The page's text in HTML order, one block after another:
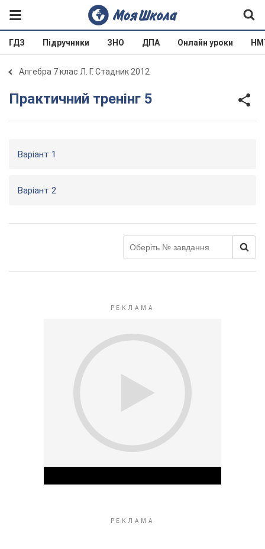
ГДЗ Підручники ЗНО ДПА Онлайн уроки
Алгебра 7 клас Л. Г. Стадник 2012
Практичний тренінг 5
Варіант 1
Варіант 2